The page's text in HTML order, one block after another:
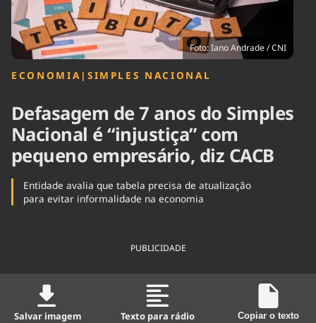
Foto: Iano Andrade / CNI
ECONOMIA | SIMPLES NACIONAL
Defasagem de 7 anos do Simples
Nacional é “injustiça” com
pequeno empresário, diz CACB
Entidade avalia que tabela precisa de atualização
para evitar informalidade na economia
PUBLICIDADE
Salvar imagem Texto para rádio Copiar o texto